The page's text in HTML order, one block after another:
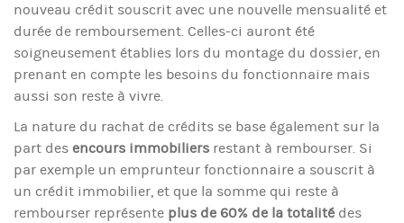
nouveau crédit souscrit avec une nouvelle mensualité et
durée de remboursement. Celles-ci auront été
soigneusement établies lors du montage du dossier, en
prenant en compte les besoins du fonctionnaire mais
aussi son reste à vivre.
La nature du rachat de crédits se base également sur la
part des encours immobiliers restant à rembourser. Si
par exemple un emprunteur fonctionnaire a souscrit à
un crédit immobilier, et que la somme qui reste à
rembourser représente plus de 60% de la totalité des